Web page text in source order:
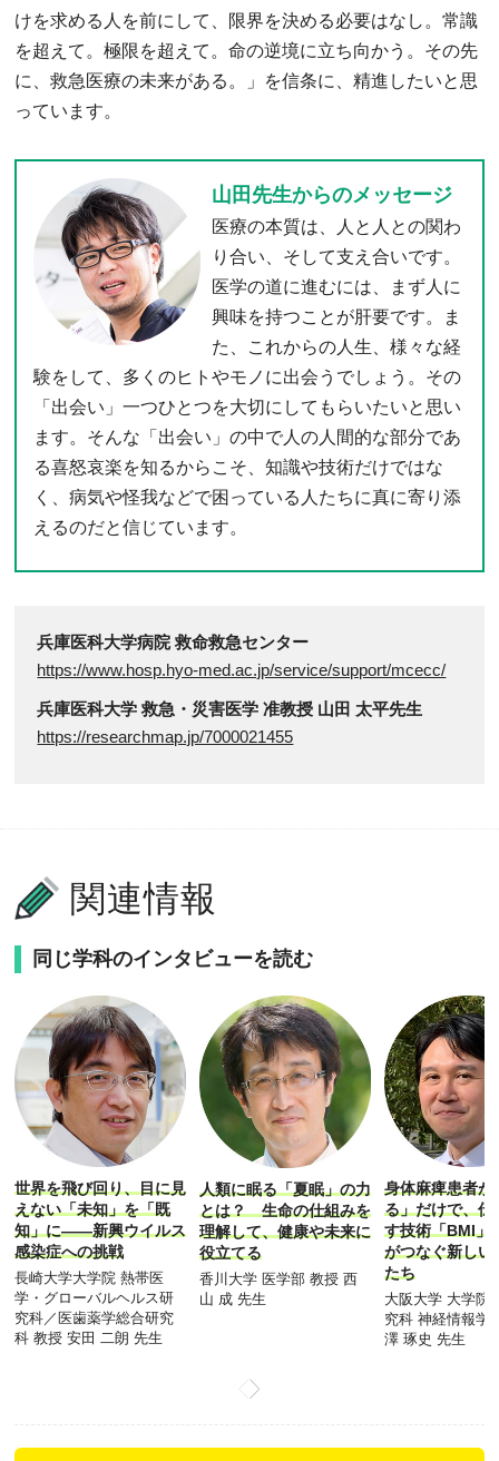
けを求める人を前にして、限界を決める必要はなし。常識
を超えて。極限を超えて。命の逆境に立ち向かう。その先
に、救急医療の未来がある。」を信条に、精進したいと思
っています。
山田先生からのメッセージ
医療の本質は、人と人との関わ
り合い、そして支え合いです。
医学の道に進むには、まず人に
興味を持つことが肝要です。ま
た、これからの人生、様々な経
験をして、多くのヒトやモノに出会うでしょう。その
「出会い」一つひとつを大切にしてもらいたいと思い
ます。そんな「出会い」の中で人の人間的な部分であ
る喜怒哀楽を知るからこそ、知識や技術だけではな
く、病気や怪我などで困っている人たちに真に寄り添
えるのだと信じています。
兵庫医科大学病院 救命救急センター
https://www.hosp.hyo-med.ac.jp/service/support/mcecc/
兵庫医科大学 救急・災害医学 准教授 山田 太平先生
https://researchmap.jp/7000021455
関連情報
同じ学科のインタビューを読む
世界を飛び回り、目に見
えない「未知」を「既
知」に――新興ウイルス
感染症への挑戦
長崎大学大学院 熱帯医
学・グローバルヘルス研
究科／医歯薬学総合研究
科 教授 安田 二朗 先生
人類に眠る「夏眠」の力
とは？ 生命の仕組みを
理解して、健康や未来に
役立てる
香川大学 医学部 教授 西
山 成 先生
身体麻痺患者が
る」だけで、伝
す技術「BMI
がつなぐ新しい
たち
大阪大学 大学院
究科 神経情報学
澤 琢史 先生